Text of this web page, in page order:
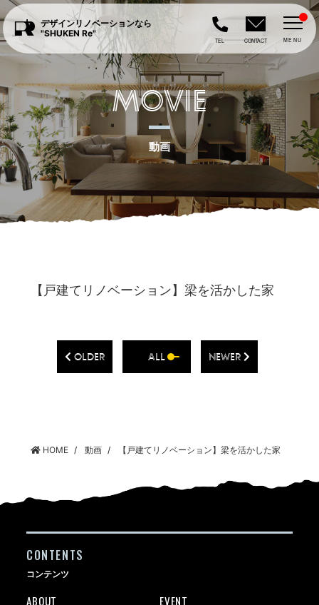
デザインリノベーションなら
"SHUKEN Re"
TEL CONTACT MENU
MOVIE
動画
【戸建てリノベーション】梁を活かした家
OLDER ALL NEWER
HOME 動画 【戸建てリノベーション】梁を活かした家
CONTENTS
コンテンツ
ABOUT
EVENT